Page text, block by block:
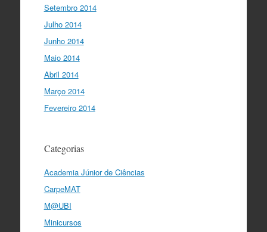
Setembro 2014
Julho 2014
Junho 2014
Maio 2014
Abril 2014
Março 2014
Fevereiro 2014
Categorias
Academia Júnior de Ciências
CarpeMAT
M@UBI
Minicursos